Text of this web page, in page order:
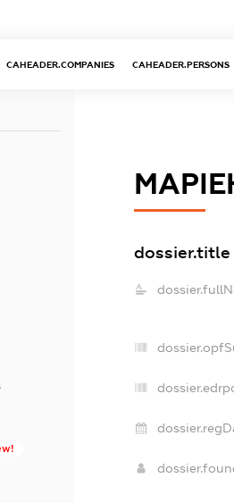
CAHEADER.COMPANIES CAHEADER.PERSONS
dossier.title